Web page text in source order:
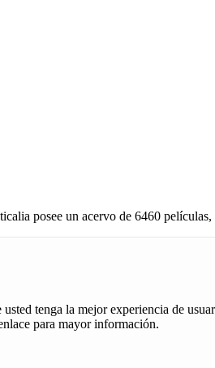
posee un acervo de 6460
tenga la mejor experiencia de
para mayor información.